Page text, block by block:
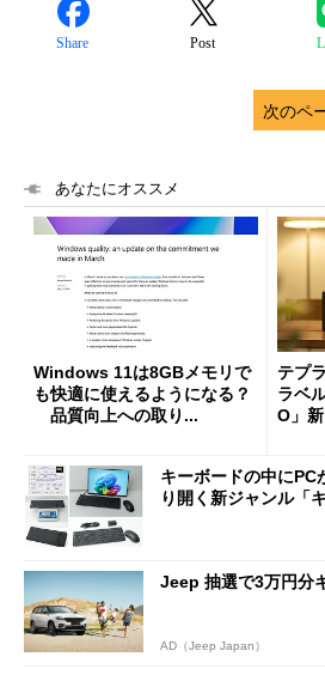
Share Post
次のペ
あなたにオススメ
Windows 11は8GBメモリで
も快適に使えるようになる？
品質向上への取り...
テプ
ラベ
O」
キーボードの中に
り開く新ジャンル「
Jeep 抽選で3万円分
AD（Jeep Japan）